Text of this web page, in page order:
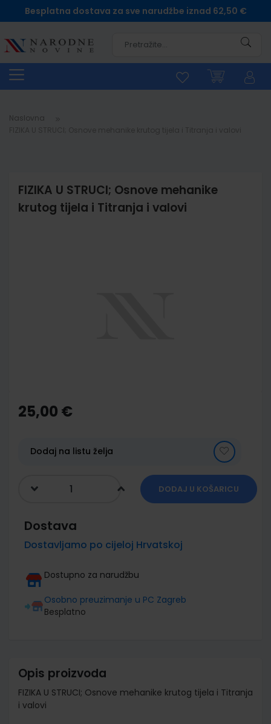
Besplatna dostava za sve narudžbe iznad 62,50 €
Naslovna
FIZIKA U STRUCI; Osnove mehanike
krutog tijela i Titranja i valovi
the
beginning
gallery
25,00 €
Dodaj na listu želja
DODAJ U KOŠARICU
Dostava
Dostavljamo po cijeloj Hrvatskoj
Dostupno za narudžbu
Osobno preuzimanje u PC Zagreb
Besplatno
Opis proizvoda
FIZIKA U STRUCI; Osnove mehanike krutog tijela i Titranja
i valovi